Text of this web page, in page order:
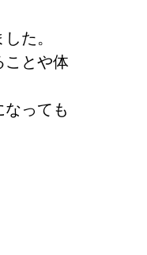
た。
ことや体
っても